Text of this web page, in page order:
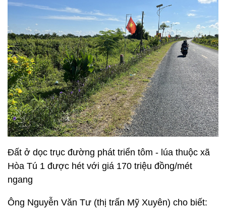
Đất ở dọc trục đường phát triển tôm - lúa thuộc xã
Hòa Tú 1 được hét với giá 170 triệu đồng/mét
ngang
Ông Nguyễn Văn Tư (thị trấn Mỹ Xuyên) cho biết: